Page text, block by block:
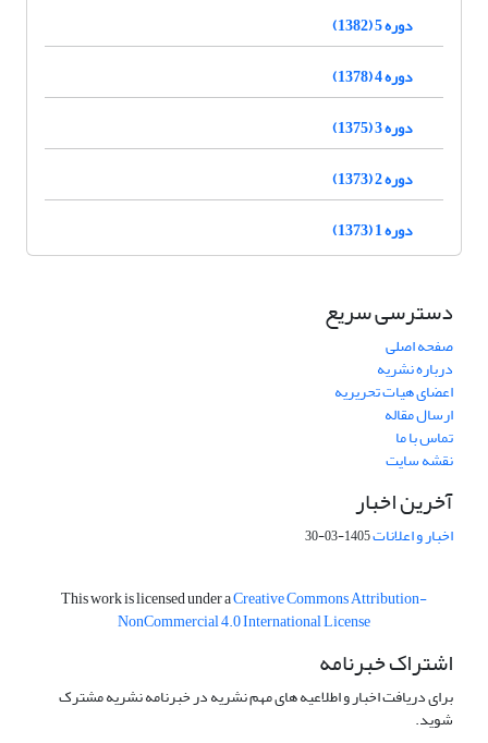
دوره 5 (1382)
دوره 4 (1378)
دوره 3 (1375)
دوره 2 (1373)
دوره 1 (1373)
دسترسی سریع
صفحه اصلی
درباره نشریه
اعضای هیات تحریریه
ارسال مقاله
تماس با ما
نقشه سایت
آخرین اخبار
اخبار و اعلانات1405-03-30
This work is licensed under aCreative Commons Attribution-
NonCommercial 4.0 International License
اشتراک خبرنامه
برای دریافت اخبار و اطلاعیه های مهم نشریه در خبرنامه نشریه مشترک
شوید.